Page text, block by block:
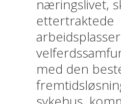
næringslivet,
ettertraktede
med den